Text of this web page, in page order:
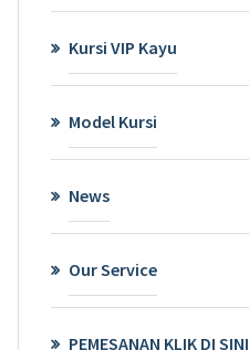
Kursi VIP Kayu
Model Kursi
News
Our Service
PEMESANAN KLIK DI SINI